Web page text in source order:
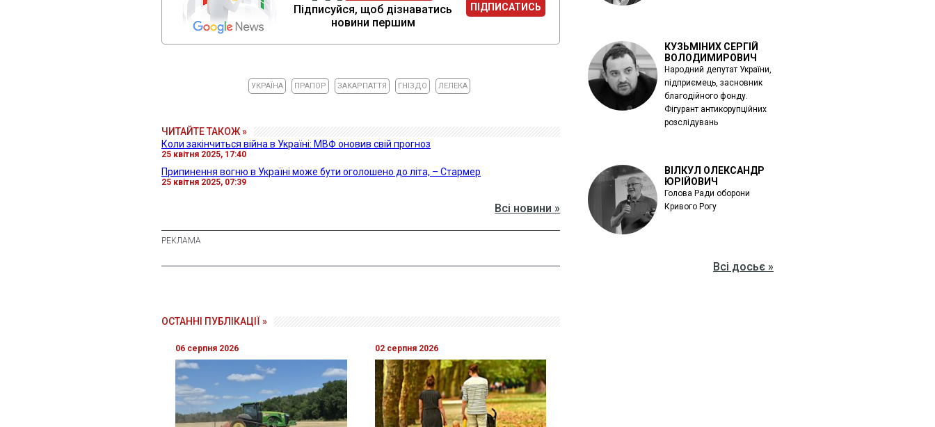
Підписуйся, щоб дізнаватись
новини першим
ПІДПИСАТИСЬ
УКРАЇНА ПРАПОР ЗАКАРПАТТЯ ГНІЗДО ЛЕЛЕКА
ЧИТАЙТЕ ТАКОЖ »
Коли закінчиться війна в Україні: МВФ оновив свій прогноз
25 квітня 2025, 17:40
Припинення вогню в Україні може бути оголошено до літа, – Стармер
25 квітня 2025, 07:39
Всі новини »
ОСТАННІ ПУБЛІКАЦІЇ »
06 серпня 2026 02 серпня 2026
КУЗЬМІНИХ СЕРГІЙ
ВОЛОДИМИРОВИЧ
Народний депутат України,
підприємець, засновник
благодійного фонду.
Фігурант антикорупційних
розслідувань
ВІЛКУЛ ОЛЕКСАНДР
ЮРІЙОВИЧ
Голова Ради оборони
Кривого Рогу
Всі досьє »